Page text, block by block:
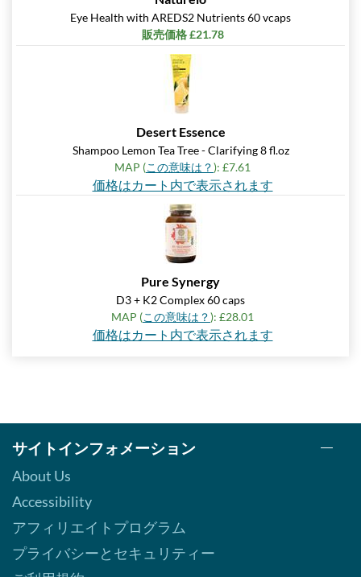
Eye Health with AREDS2 Nutrients 60 vcaps
販売価格 £21.78
Desert Essence
Shampoo Lemon Tea Tree - Clarifying 8 fl.oz
MAP (この意味は？): £7.61
価格はカート内で表示されます
Pure Synergy
D3 + K2 Complex 60 caps
MAP (この意味は？): £28.01
価格はカート内で表示されます
サイトインフォメーション
About Us
Accessibility
アフィリエイトプログラム
プライバシーとセキュリティー